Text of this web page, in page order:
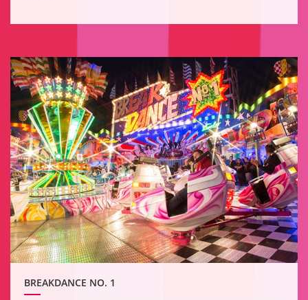
BREAKDANCE NO. 1